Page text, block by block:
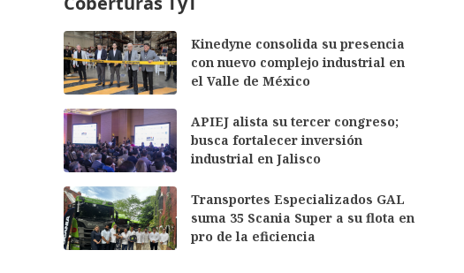
Kinedyne consolida su presencia
con nuevo complejo industrial en
el Valle de México
APIEJ alista su tercer congreso;
busca fortalecer inversión
industrial en Jalisco
Transportes Especializados GAL
suma 35 Scania Super a su flota en
pro de la eficiencia